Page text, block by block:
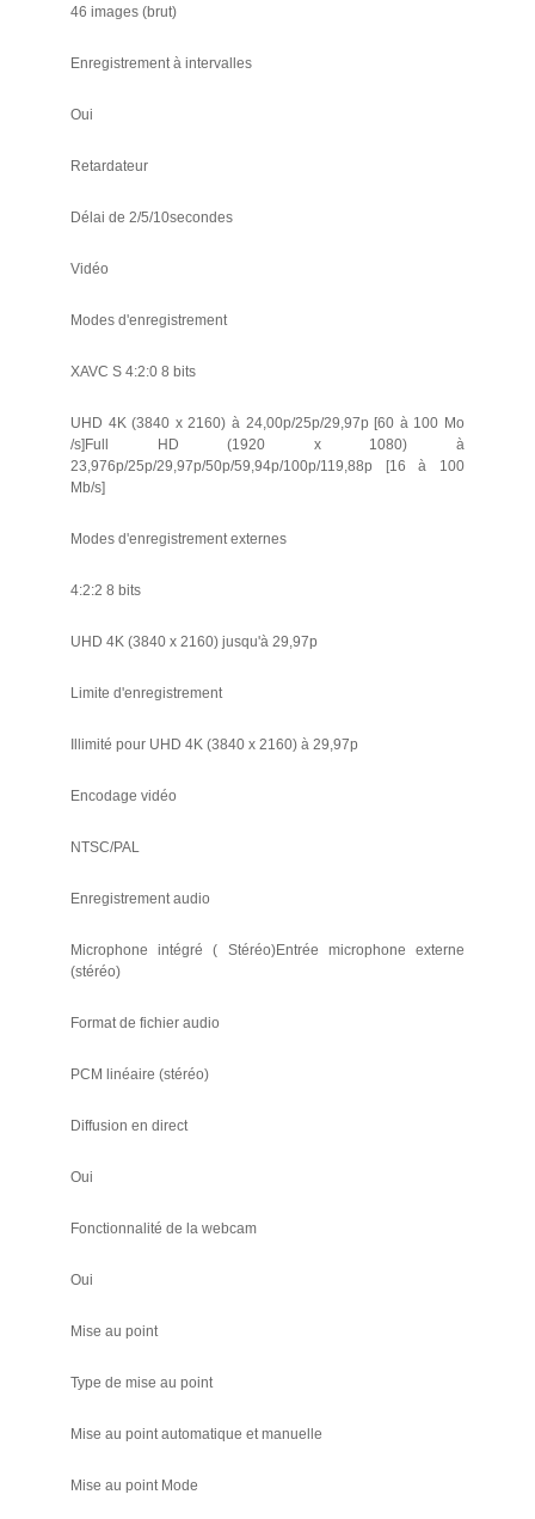
46 images (brut)
Enregistrement à intervalles
Oui
Retardateur
Délai de 2/5/10secondes
Vidéo
Modes d'enregistrement
XAVC S 4:2:0 8 bits
UHD 4K (3840 x 2160) à 24,00p/25p/29,97p [60 à 100 Mo
/s]Full HD (1920 x 1080) à
23,976p/25p/29,97p/50p/59,94p/100p/119,88p [16 à 100
Mb/s]
Modes d'enregistrement externes
4:2:2 8 bits
UHD 4K (3840 x 2160) jusqu'à 29,97p
Limite d'enregistrement
Illimité pour UHD 4K (3840 x 2160) à 29,97p
Encodage vidéo
NTSC/PAL
Enregistrement audio
Microphone intégré ( Stéréo)Entrée microphone externe
(stéréo)
Format de fichier audio
PCM linéaire (stéréo)
Diffusion en direct
Oui
Fonctionnalité de la webcam
Oui
Mise au point
Type de mise au point
Mise au point automatique et manuelle
Mise au point Mode